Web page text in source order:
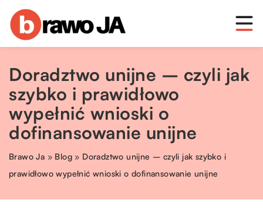
Doradztwo unijne – czyli jak
szybko i prawidłowo
wypełnić wnioski o
dofinansowanie unijne
Brawo Ja » Blog » Doradztwo unijne – czyli jak szybko i
prawidłowo wypełnić wnioski o dofinansowanie unijne